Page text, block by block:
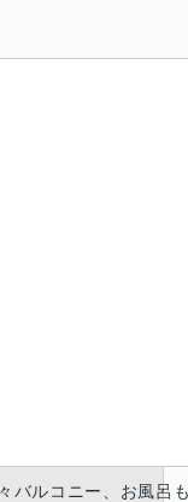
バルコニー、お風呂